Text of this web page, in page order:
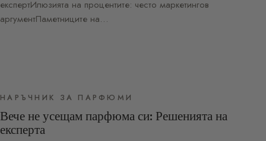
експертИлюзията на процентите: често маркетингов
аргументПаметниците на…
НАРЪЧНИК ЗА ПАРФЮМИ
Вече не усещам парфюма си: Решенията на
експерта